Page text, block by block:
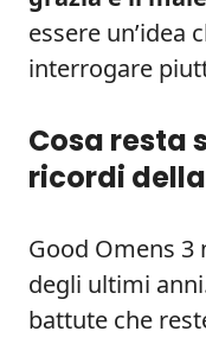
essere un’idea
interrogare
Cosa resta
ricordi
Good Omens 3
degli ultimi
battute che